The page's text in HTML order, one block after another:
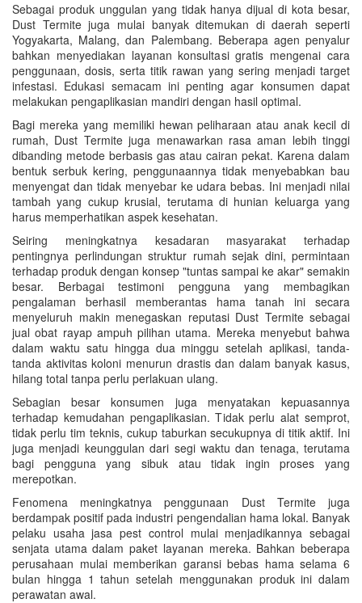
Sebagai produk unggulan yang tidak hanya dijual di kota besar,
Dust Termite juga mulai banyak ditemukan di daerah seperti
Yogyakarta, Malang, dan Palembang. Beberapa agen penyalur
bahkan menyediakan layanan konsultasi gratis mengenai cara
penggunaan, dosis, serta titik rawan yang sering menjadi target
infestasi. Edukasi semacam ini penting agar konsumen dapat
melakukan pengaplikasian mandiri dengan hasil optimal.
Bagi mereka yang memiliki hewan peliharaan atau anak kecil di
rumah, Dust Termite juga menawarkan rasa aman lebih tinggi
dibanding metode berbasis gas atau cairan pekat. Karena dalam
bentuk serbuk kering, penggunaannya tidak menyebabkan bau
menyengat dan tidak menyebar ke udara bebas. Ini menjadi nilai
tambah yang cukup krusial, terutama di hunian keluarga yang
harus memperhatikan aspek kesehatan.
Seiring meningkatnya kesadaran masyarakat terhadap
pentingnya perlindungan struktur rumah sejak dini, permintaan
terhadap produk dengan konsep "tuntas sampai ke akar" semakin
besar. Berbagai testimoni pengguna yang membagikan
pengalaman berhasil memberantas hama tanah ini secara
menyeluruh makin menegaskan reputasi Dust Termite sebagai
jual obat rayap ampuh pilihan utama. Mereka menyebut bahwa
dalam waktu satu hingga dua minggu setelah aplikasi, tanda-
tanda aktivitas koloni menurun drastis dan dalam banyak kasus,
hilang total tanpa perlu perlakuan ulang.
Sebagian besar konsumen juga menyatakan kepuasannya
terhadap kemudahan pengaplikasian. Tidak perlu alat semprot,
tidak perlu tim teknis, cukup taburkan secukupnya di titik aktif. Ini
juga menjadi keunggulan dari segi waktu dan tenaga, terutama
bagi pengguna yang sibuk atau tidak ingin proses yang
merepotkan.
Fenomena meningkatnya penggunaan Dust Termite juga
berdampak positif pada industri pengendalian hama lokal. Banyak
pelaku usaha jasa pest control mulai menjadikannya sebagai
senjata utama dalam paket layanan mereka. Bahkan beberapa
perusahaan mulai memberikan garansi bebas hama selama 6
bulan hingga 1 tahun setelah menggunakan produk ini dalam
perawatan awal.